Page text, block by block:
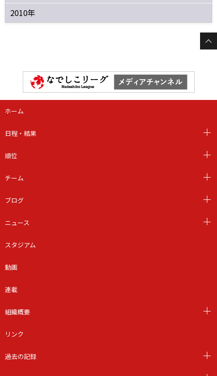
2010年
ホーム
日程・結果
順位
チーム
ブログ
ニュース
スタジアム
動画
連載
組織概要
リンク
過去の記録